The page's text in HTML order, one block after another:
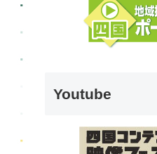
Youtube